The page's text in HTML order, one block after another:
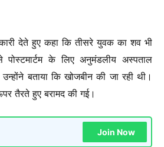
देते हुए कहा कि तीसरे युवक का शव भी
के लिए अनुमंडलीय अस्पताल
बताया कि खोजबीन की जा रही थी।
तैरते हुए बरामद की गई।
Join Now